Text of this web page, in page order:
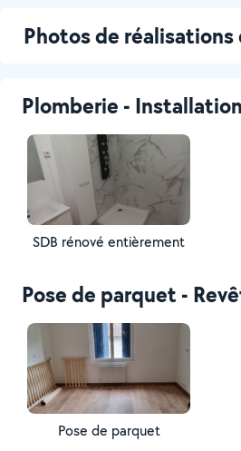
Photos de réalisations
Plomberie -
SDB rénové entièrement
Pose de parquet -
Pose de parquet